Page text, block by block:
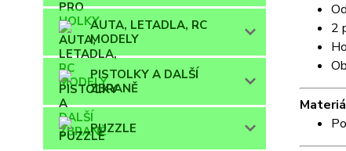
AUTA, LETADLA, RC
MODELY
PISTOLKY A DALŠÍ
ZBRANĚ
PUZZLE
2